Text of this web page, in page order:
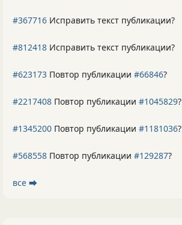
#367716 Исправить текст публикации?
#812418 Исправить текст публикации?
#623173 Повтор публикации #66846?
#2217408 Повтор публикации #1045829?
#1345200 Повтор публикации #1181036?
#568558 Повтор публикации #129287?
все ⮕